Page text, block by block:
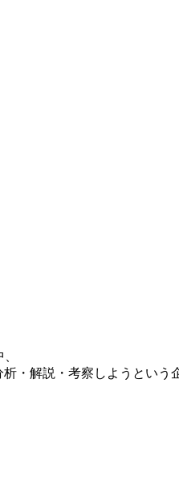
・解説・考察しようとい